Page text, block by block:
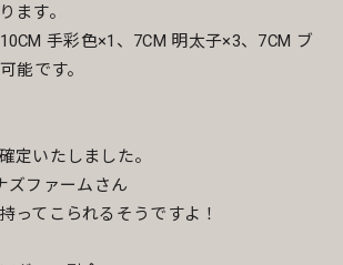
ます。
手彩色×1、7CM 明太子×3、7CM ブ
能です。
定いたしました。
ズファームさん
ってこられるそうですよ！